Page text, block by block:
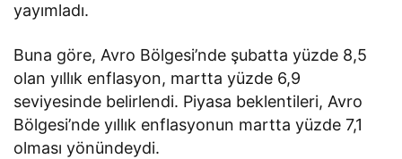
yayımladı.
Buna göre, Avro Bölgesi’nde şubatta yüzde 8,5
olan yıllık enflasyon, martta yüzde 6,9
seviyesinde belirlendi. Piyasa beklentileri, Avro
Bölgesi’nde yıllık enflasyonun martta yüzde 7,1
olması yönündeydi.